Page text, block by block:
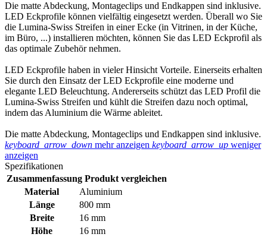
Die matte Abdeckung, Montageclips und Endkappen sind inklusive.
LED Eckprofile können vielfältig eingesetzt werden. Überall wo Sie
die Lumina-Swiss Streifen in einer Ecke (in Vitrinen, in der Küche,
im Büro, ...) installieren möchten, können Sie das LED Eckprofil als
das optimale Zubehör nehmen.
LED Eckprofile haben in vieler Hinsicht Vorteile. Einerseits erhalten
Sie durch den Einsatz der LED Eckprofile eine moderne und
elegante LED Beleuchtung. Andererseits schützt das LED Profil die
Lumina-Swiss Streifen und kühlt die Streifen dazu noch optimal,
indem das Aluminium die Wärme ableitet.
Die matte Abdeckung, Montageclips und Endkappen sind inklusive.
keyboard_arrow_down mehr anzeigen keyboard_arrow_up weniger
anzeigen
Spezifikationen
Zusammenfassung Produkt vergleichen
Material
Aluminium
Länge
800 mm
Breite
16 mm
Höhe
16 mm